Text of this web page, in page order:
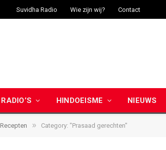
Suvidha Radio Wie zijn wij? Contact
RADIO’S HINDOEISME NIEUWS
Recepten » Category: "Prasaad gerechten"